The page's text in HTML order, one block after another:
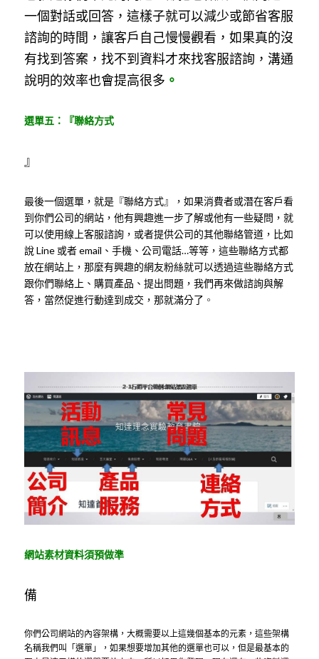
一個對話或回答，這樣子就可以減少或節省客服
諮詢的時間，讓客戶自己慢慢觀看，如果真的沒
有找到答案，找不到資料才來找客服諮詢，溝通
說明的效率也會提高很多 。
選單五：『聯絡方式
』
最後一個選單，就是『聯絡方式』，如果消費者或潛在客戶看
到你們公司的網站，他有興趣進一步了解或他有一些疑問，就
可以使用線上客服諮詢，或者提供公司的其他聯絡管道，比如
說 Line 或者 email、手機、公司電話…等等，這些聯絡方式都
放在網站上，那麼有興趣的網友粉絲就可以透過這些聯絡方式
跟你們聯絡上、購買產品、提出問題，我們再來做諮詢與解
答，當然促進行動達到成交，那就滿分了 。
網站素材資料須預做準
備
你們公司網站的內容架構，大概需要以上這幾個基本的元素，這些架構
名稱我們叫「選單」，如果想要增加其他的選單也可以，但是最基本的